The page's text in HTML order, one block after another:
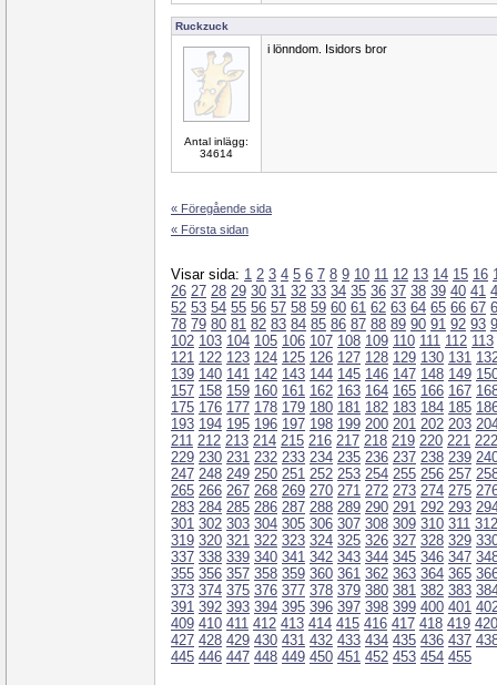
Ruckzuck
Antal inlägg:
34614
i lönndom. Isidors bror
« Föregående sida
« Första sidan
Visar sida: 1 2 3 4 5 6 7 8 9 10 11 12 13 14 15 16
26 27 28 29 30 31 32 33 34 35 36 37 38 39 40 41
52 53 54 55 56 57 58 59 60 61 62 63 64 65 66 67
78 79 80 81 82 83 84 85 86 87 88 89 90 91 92 93
102 103 104 105 106 107 108 109 110 111 112 113
121 122 123 124 125 126 127 128 129 130 131
139 140 141 142 143 144 145 146 147 148 149
157 158 159 160 161 162 163 164 165 166 167
175 176 177 178 179 180 181 182 183 184 185
193 194 195 196 197 198 199 200 201 202 203
211 212 213 214 215 216 217 218 219 220 221 222
229 230 231 232 233 234 235 236 237 238 239
247 248 249 250 251 252 253 254 255 256 257
265 266 267 268 269 270 271 272 273 274 275
283 284 285 286 287 288 289 290 291 292 293
301 302 303 304 305 306 307 308 309 310 311 312
319 320 321 322 323 324 325 326 327 328 329
337 338 339 340 341 342 343 344 345 346 347
355 356 357 358 359 360 361 362 363 364 365
373 374 375 376 377 378 379 380 381 382 383
391 392 393 394 395 396 397 398 399 400 401
409 410 411 412 413 414 415 416 417 418 419 420
427 428 429 430 431 432 433 434 435 436 437
445 446 447 448 449 450 451 452 453 454 455